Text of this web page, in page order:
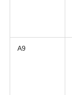
A9